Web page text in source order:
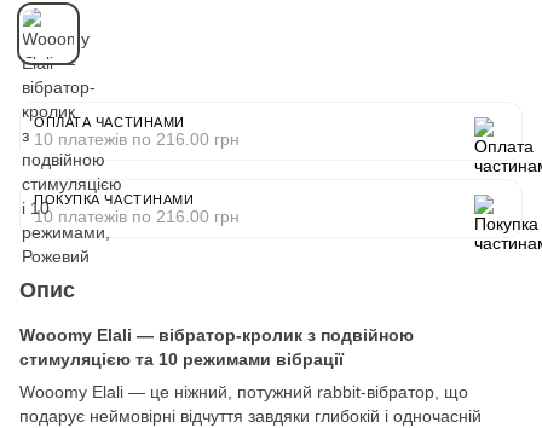
ОПЛАТА ЧАСТИНАМИ
10 платежів по 216.00 грн
ПОКУПКА ЧАСТИНАМИ
10 платежів по 216.00 грн
Опис
Wooomy Elali — вібратор-кролик з подвійною
стимуляцією та 10 режимами вібрації
Wooomy Elali — це ніжний, потужний rabbit-вібратор, що
подарує неймовірні відчуття завдяки глибокій і одночасній